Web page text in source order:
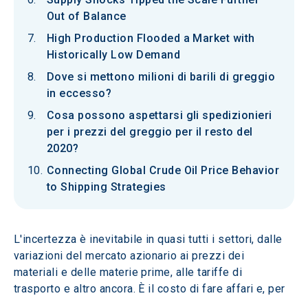
Out of Balance
High Production Flooded a Market with
Historically Low Demand
Dove si mettono milioni di barili di greggio
in eccesso?
Cosa possono aspettarsi gli spedizionieri
per i prezzi del greggio per il resto del
2020?
Connecting Global Crude Oil Price Behavior
to Shipping Strategies
L'incertezza è inevitabile in quasi tutti i settori, dalle
variazioni del mercato azionario ai prezzi dei
materiali e delle materie prime, alle tariffe di
trasporto e altro ancora. È il costo di fare affari e, per